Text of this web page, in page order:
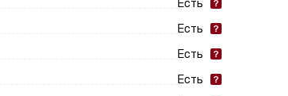
Есть
Есть
Есть
Есть